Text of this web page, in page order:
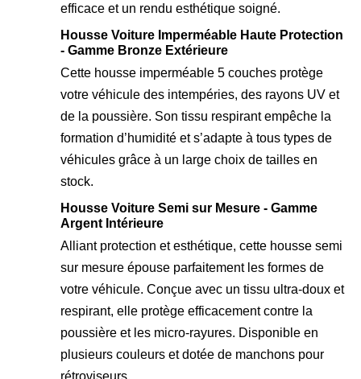
efficace et un rendu esthétique soigné.
Housse Voiture Imperméable Haute Protection
- Gamme Bronze Extérieure
Cette housse imperméable 5 couches protège
votre véhicule des intempéries, des rayons UV et
de la poussière. Son tissu respirant empêche la
formation d’humidité et s’adapte à tous types de
véhicules grâce à un large choix de tailles en
stock.
Housse Voiture Semi sur Mesure - Gamme
Argent Intérieure
Alliant protection et esthétique, cette housse semi
sur mesure épouse parfaitement les formes de
votre véhicule. Conçue avec un tissu ultra-doux et
respirant, elle protège efficacement contre la
poussière et les micro-rayures. Disponible en
plusieurs couleurs et dotée de manchons pour
rétroviseurs.